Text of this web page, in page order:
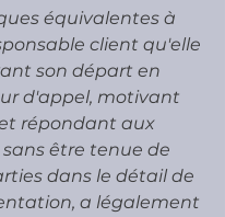
équivalentes à
client qu'elle
son départ en
d'appel, motivant
répondant aux
être tenue de
dans le détail de
a légalement